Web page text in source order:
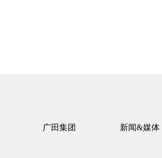
广田集团 新闻&媒体